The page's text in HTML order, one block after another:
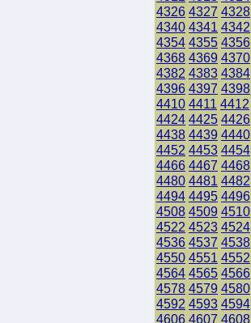
4326 4327 4328
4340 4341 4342
4354 4355 4356
4368 4369 4370
4382 4383 4384
4396 4397 4398
4410 4411 4412
4424 4425 4426
4438 4439 4440
4452 4453 4454
4466 4467 4468
4480 4481 4482
4494 4495 4496
4508 4509 4510
4522 4523 4524
4536 4537 4538
4550 4551 4552
4564 4565 4566
4578 4579 4580
4592 4593 4594
4606 4607 4608